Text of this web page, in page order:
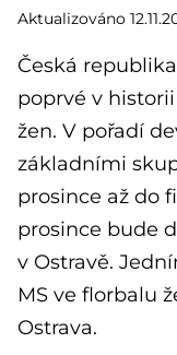
Aktualizováno
Česká
poprvé v
žen. V pořadí
základními
prosince až do
prosince bude
v Ostravě.
MS ve florbalu
Ostrava.